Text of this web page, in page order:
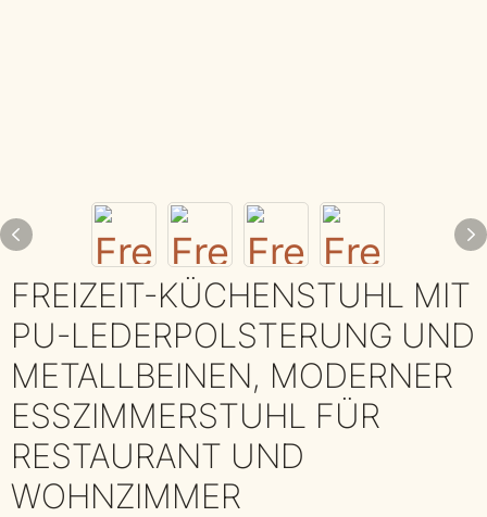
FREIZEIT-KÜCHENSTUHL MIT
PU-LEDERPOLSTERUNG UND
METALLBEINEN, MODERNER
ESSZIMMERSTUHL FÜR
RESTAURANT UND
WOHNZIMMER